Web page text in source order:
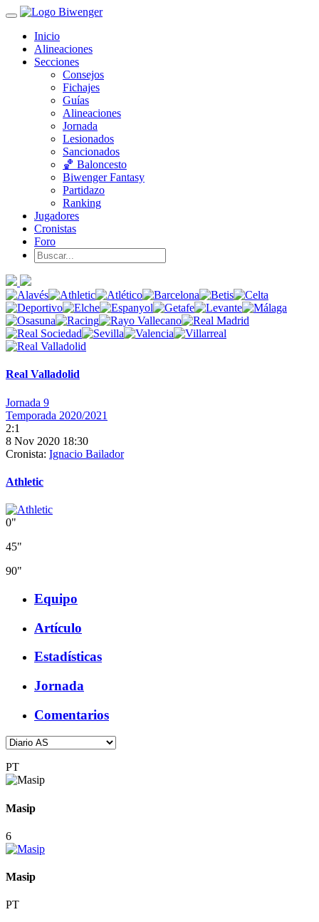
Inicio
Alineaciones
Secciones
Consejos
Fichajes
Guías
Alineaciones
Jornada
Lesionados
Sancionados
🏀 Baloncesto
Biwenger Fantasy
Partidazo
Ranking
Jugadores
Cronistas
Foro
Real Valladolid
Jornada 9
Temporada 2020/2021
2:1
8 Nov 2020 18:30
Cronista: Ignacio Bailador
Athletic
0"
45"
90"
Equipo
Artículo
Estadísticas
Jornada
Comentarios
PT
Masip
6
Masip
PT